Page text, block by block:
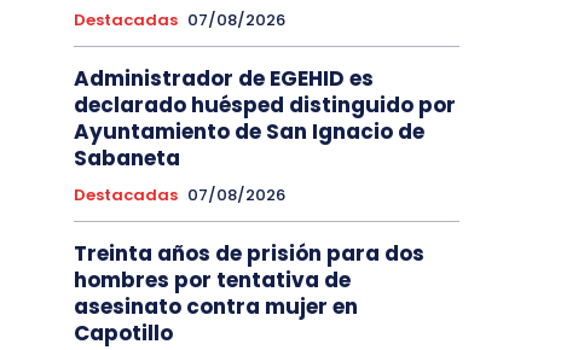
Destacadas 07/08/2026
Administrador de EGEHID es
declarado huésped distinguido por
Ayuntamiento de San Ignacio de
Sabaneta
Destacadas 07/08/2026
Treinta años de prisión para dos
hombres por tentativa de
asesinato contra mujer en
Capotillo